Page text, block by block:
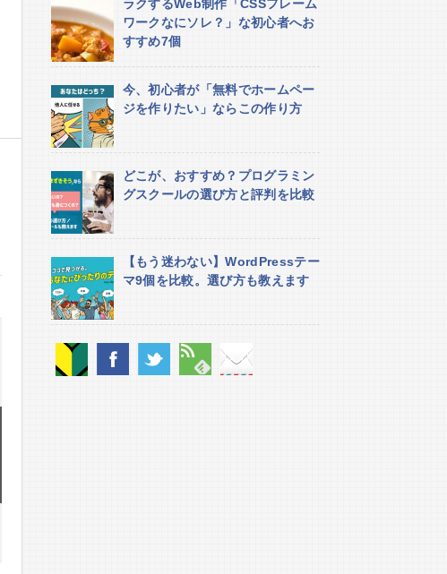
ラクするWeb制作「CSSフレーム
ワークなにソレ？」な初心者へお
すすめ7個
今、初心者が「無料でホームペー
ジを作りたい」ならこの作り方
どこが、おすすめ？プログラミン
グスクールの選び方と評判を比較
【もう迷わない】WordPressテー
マ9個を比較。選び方も教えます